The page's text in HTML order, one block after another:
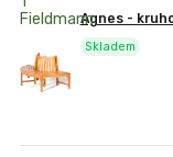
Agnes -
Skladem